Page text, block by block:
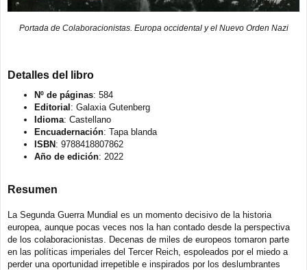
Portada de Colaboracionistas. Europa occidental y el Nuevo Orden Nazi
Detalles del libro
Nº de páginas: 584
Editorial : Galaxia Gutenberg
Idioma: Castellano
Encuadernación: Tapa blanda
ISBN : 9788418807862
Año de edición: 2022
Resumen
La Segunda Guerra Mundial es un momento decisivo de la historia
europea, aunque pocas veces nos la han contado desde la perspectiva
de los colaboracionistas. Decenas de miles de europeos tomaron parte
en las políticas imperiales del Tercer Reich, espoleados por el miedo a
perder una oportunidad irrepetible e inspirados por los deslumbrantes